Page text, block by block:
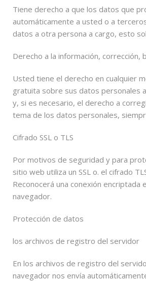
Tiene derecho a que los datos que
automáticamente a usted o a
datos a otra persona a cargo, esto
Derecho a la información, corrección,
Usted tiene el derecho en cualquier
gratuita sobre sus datos personales
y, si es necesario, el derecho a
tema de los datos personales,
Cifrado SSL o TLS
Por motivos de seguridad y para
sitio web utiliza un SSL o. el cifrado
Reconocerá una conexión
navegador.
Protección de datos
los archivos de registro del servidor
En los archivos de registro del
navegador nos envía